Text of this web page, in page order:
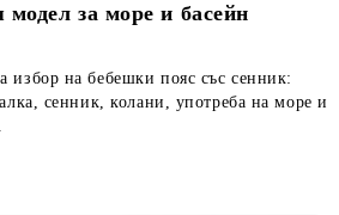
модел за море и басейн
избор на бебешки пояс със сенник:
сенник, колани, употреба на море и